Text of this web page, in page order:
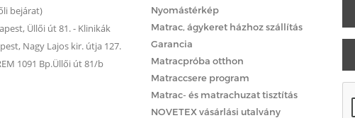
bejárat)
Üllői út 81. - Klinikák
Nagy Lajos kir. útja 127.
1091 Bp.Üllői út 81/b
Nyomástérkép
Matrac, ágykeret házhoz szállítás
Garancia
Matracpróba otthon
Matraccsere program
Matrac- és matrachuzat tisztítás
NOVETEX vásárlási utalvány